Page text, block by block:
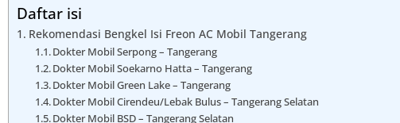
Daftar isi
Rekomendasi Bengkel Isi Freon AC Mobil Tangerang
Dokter Mobil Serpong – Tangerang
Dokter Mobil Soekarno Hatta – Tangerang
Dokter Mobil Green Lake – Tangerang
Dokter Mobil Cirendeu/Lebak Bulus – Tangerang Selatan
Dokter Mobil BSD – Tangerang Selatan